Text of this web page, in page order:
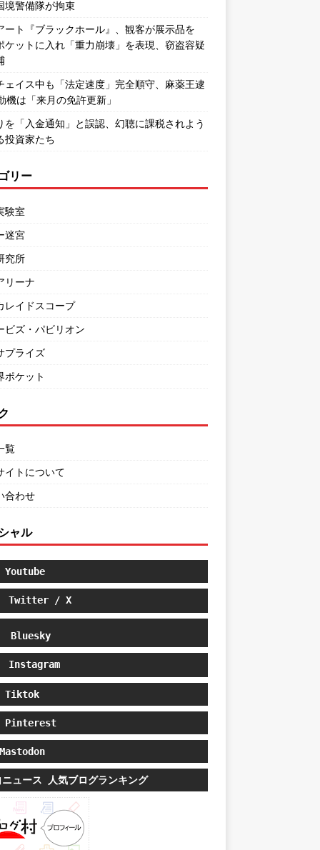
境警備隊が拘束
ート『ブラックホール』、観客が展示品を
ケットに入れ「重力崩壊」を表現、窃盗容疑
ェイス中も「法定速度」完全順守、麻薬王逮
機は「来月の免許更新」
を「入金通知」と誤認、幻聴に課税されよう
投資家たち
リー
験室
迷宮
究所
リーナ
レイドスコープ
ビズ・パビリオン
プライズ
ポケット
覧
イトについて
合わせ
ャル
Youtube
Twitter / X
Bluesky
Instagram
Tiktok
Pinterest
ニュース 人気ブログランキング